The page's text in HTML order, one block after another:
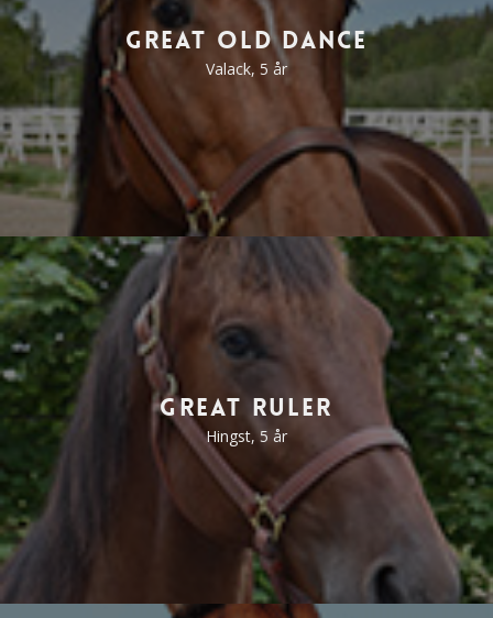
Great Old Dance
Valack, 5 år
Great Ruler
Hingst, 5 år